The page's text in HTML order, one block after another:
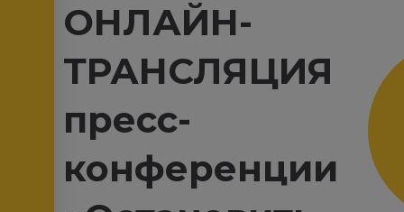
ОНЛАЙН-
ТРАНСЛЯЦИЯ
пресс-
конференции